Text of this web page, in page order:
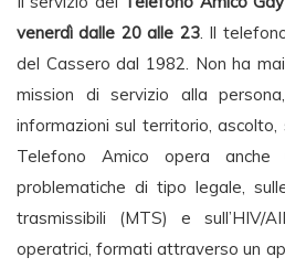
venerdì dalle 20 alle 23. Il
del Cassero dal 1982. Non ha
mission di servizio alla
informazioni sul territorio,
Telefono Amico opera anche
problematiche di tipo legale,
trasmissibili (MTS) e sull’HIV/
operatrici, formati attraverso un